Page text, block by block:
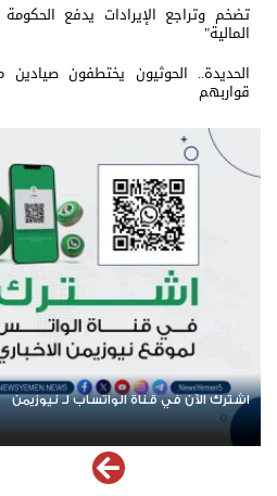
تضخم وتراجع الإيرادات يدفع
المالية"
الحديدة.. الحوثيون يختطفون
قواربهم
اشترك الآن في قناة الواتساب لـ نيوزيمن